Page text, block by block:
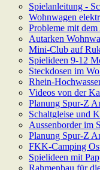
Spielanleitung -
Wohnwagen
Probleme mit
Autarken
Mini-Club auf
Spielideen 9-12
Steckdosen im
Rhein-
Videos von der
Planung Spur-Z
Schaltgleise und
Aussenborder im
Planung Spur-Z
FKK-Camping
Spielideen mit
Rahmenbau für